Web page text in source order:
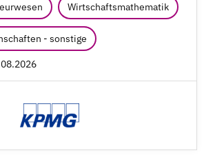
Wirtschaftsmathematik
- sonstige